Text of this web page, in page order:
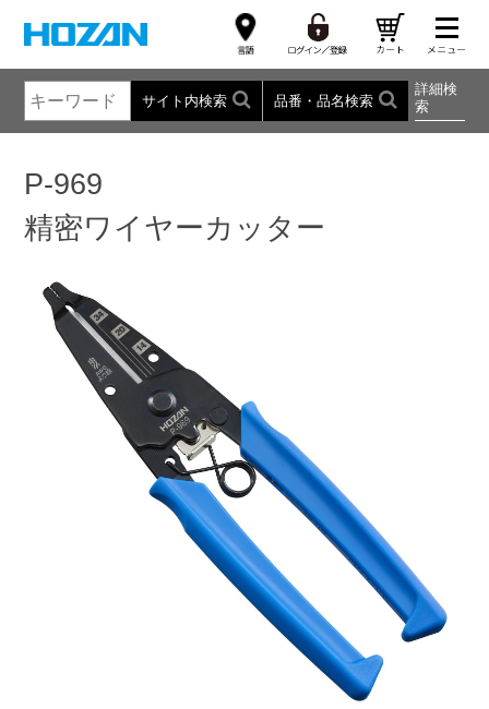
サイト内検索 品番・品名検索
詳細検
索
P-969
精密ワイヤーカッター